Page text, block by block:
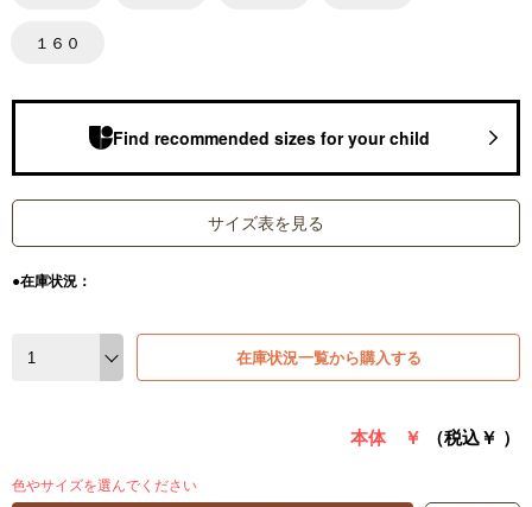
１６０
Find recommended sizes for your child
サイズ表を見る
●在庫状況：
在庫状況一覧から購入する
本体 ￥ （税込￥ ）
色やサイズを選んでください